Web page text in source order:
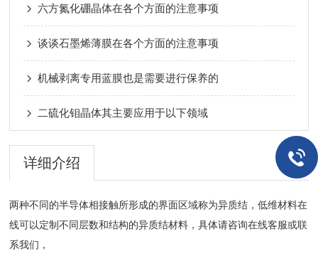
六方氮化硼晶体在各个方面的注意事项
谈谈石墨烯薄膜在各个方面的注意事项
机械剥离专用蓝膜也是需要进行保养的
二硫化钼晶体其主要应用于以下领域
详细介绍
两种不同的半导体相接触所形成的界面区域称为异质结，低维材料在
线可以定制不同层数和结构的异质结材料，具体请咨询在线客服或联
系我们，